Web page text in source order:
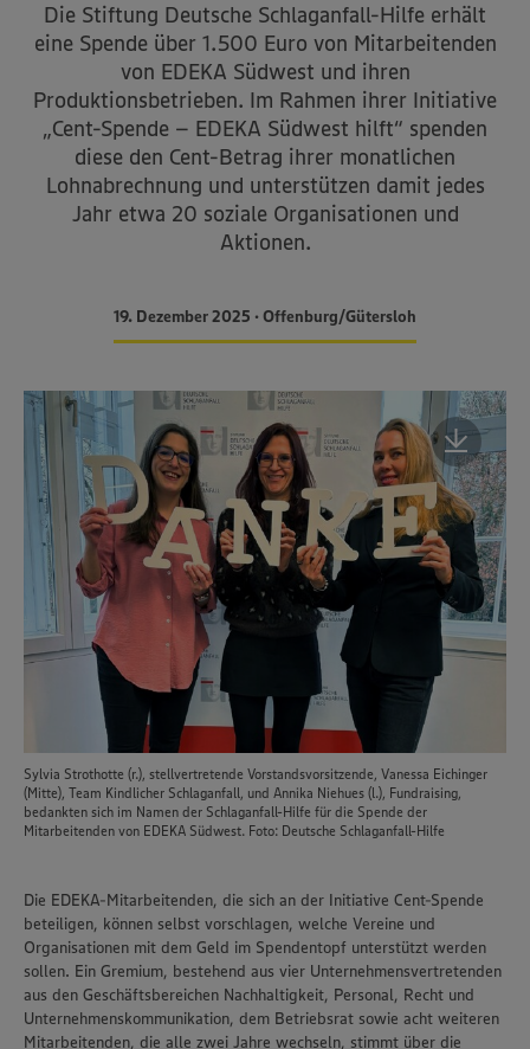
Die Stiftung Deutsche Schlaganfall-Hilfe erhält
eine Spende über 1.500 Euro von Mitarbeitenden
von EDEKA Südwest und ihren
Produktionsbetrieben. Im Rahmen ihrer Initiative
„Cent-Spende – EDEKA Südwest hilft“ spenden
diese den Cent-Betrag ihrer monatlichen
Lohnabrechnung und unterstützen damit jedes
Jahr etwa 20 soziale Organisationen und
Aktionen.
19. Dezember 2025 • Offenburg/Gütersloh
Sylvia Strothotte (r.), stellvertretende Vorstandsvorsitzende, Vanessa Eichinger
(Mitte), Team Kindlicher Schlaganfall, und Annika Niehues (l.), Fundraising,
bedankten sich im Namen der Schlaganfall-Hilfe für die Spende der
Mitarbeitenden von EDEKA Südwest. Foto: Deutsche Schlaganfall-Hilfe
Die EDEKA-Mitarbeitenden, die sich an der Initiative Cent-Spende
beteiligen, können selbst vorschlagen, welche Vereine und
Organisationen mit dem Geld im Spendentopf unterstützt werden
sollen. Ein Gremium, bestehend aus vier Unternehmensvertretenden
aus den Geschäftsbereichen Nachhaltigkeit, Personal, Recht und
Unternehmenskommunikation, dem Betriebsrat sowie acht weiteren
Mitarbeitenden, die alle zwei Jahre wechseln, stimmt über die